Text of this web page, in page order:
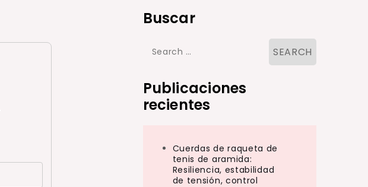
Buscar
Search
Publicaciones
recientes
Cuerdas de raqueta de
tenis de aramida:
Resiliencia, estabilidad
de tensión, control